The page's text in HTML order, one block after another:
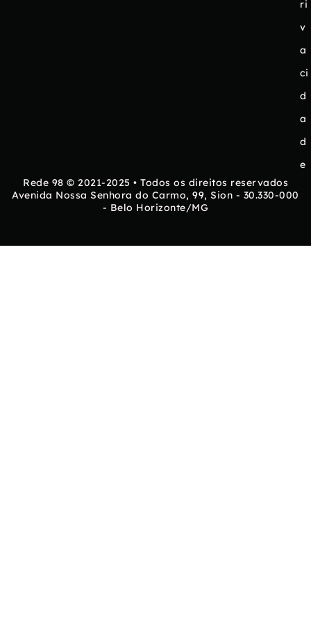
ri
v
a
ci
d
a
d
e
Rede 98 © 2021-2025 • Todos os direitos reservados
Avenida Nossa Senhora do Carmo, 99, Sion - 30.330-000
- Belo Horizonte/MG